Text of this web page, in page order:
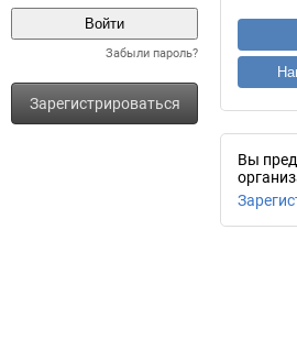
Забыли пароль?
Зарегистрироваться
Вы